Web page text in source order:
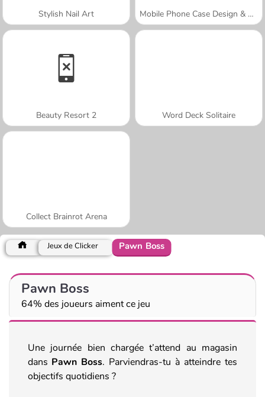
Stylish Nail Art Mobile Phone Case Design & DIY
Beauty Resort 2 Word Deck Solitaire
Collect Brainrot Arena
Jeux de Clicker Pawn Boss
Pawn Boss
64% des joueurs aiment ce jeu
Une journée bien chargée t’attend au magasin
dans Pawn Boss. Parviendras-tu à atteindre tes
objectifs quotidiens ?